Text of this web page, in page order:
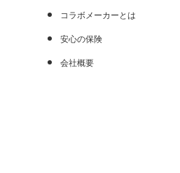
コラボメーカーとは
安心の保険
会社概要